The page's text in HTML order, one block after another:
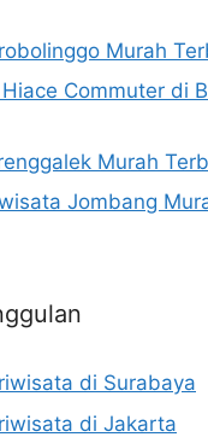
Murah
Commuter di
Murah
Jombang
di Surabaya
di Jakarta